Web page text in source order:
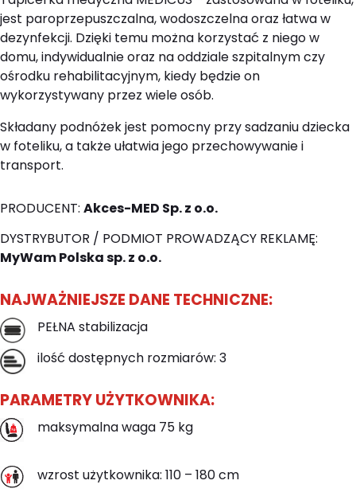
jest paroprzepuszczalna, wodoszczelna oraz łatwaw
dezynfekcji. Dzięki temu można korzystać z niego w
domu, indywidualnie oraz na oddziale szpitalnym czy
ośrodku rehabilitacyjnym, kiedy będzie on
wykorzystywany przez wiele osób.
Składany podnóżek jest pomocny przy sadzaniu dziecka
w foteliku, a także ułatwia jego przechowywanie i
transport.
PRODUCENT: Akces-MED Sp. z o.o.
DYSTRYBUTOR / PODMIOT PROWADZĄCY REKLAMĘ:
MyWam Polska sp. z o.o.
NAJWAŻNIEJSZE DANE TECHNICZNE:
PEŁNA stabilizacja
ilość dostępnych rozmiarów: 3
PARAMETRY UŻYTKOWNIKA:
maksymalna waga 75 kg
wzrost użytkownika: 110 – 180 cm